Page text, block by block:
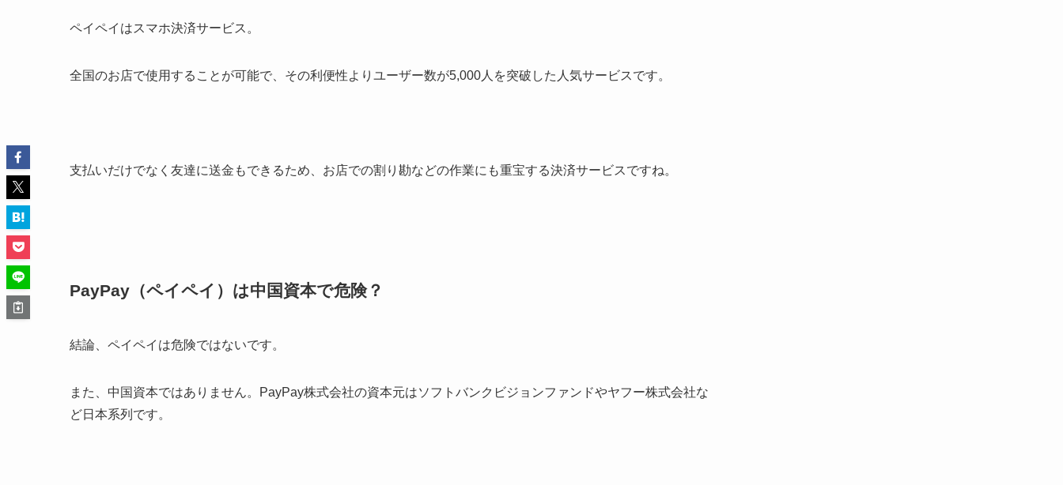
ペイペイはスマホ決済サービス。
全国のお店で使用することが可能で、その利便性よりユーザー数が5,000人を突破した人気サービスです。
支払いだけでなく友達に送金もできるため、お店での割り勘などの作業にも重宝する決済サービスですね。
PayPay（ペイペイ）は中国資本で危険？
結論、ペイペイは危険ではないです。
また、中国資本ではありません。PayPay株式会社の資本元はソフトバンクビジョンファンドやヤフー株式会社な
ど日本系列です。